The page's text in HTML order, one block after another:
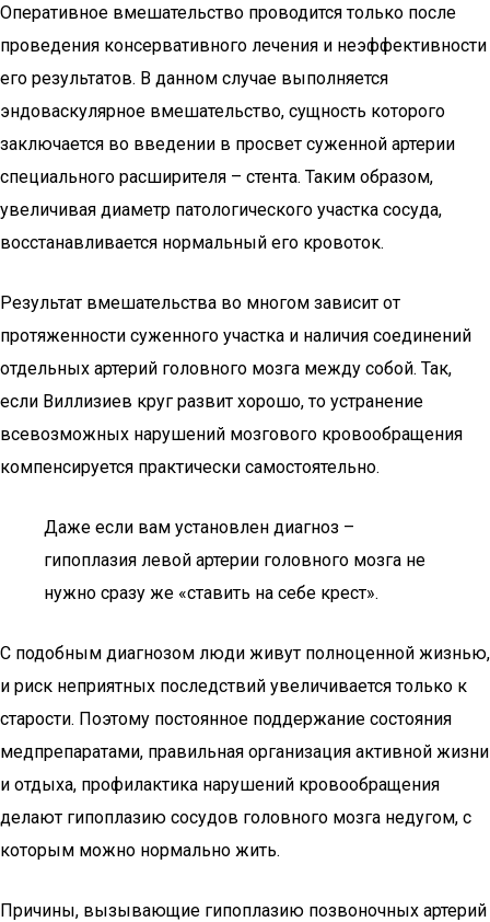
Оперативное вмешательство проводится только после
проведения консервативного лечения и неэффективности
его результатов. В данном случае выполняется
эндоваскулярное вмешательство, сущность которого
заключается во введении в просвет суженной артерии
специального расширителя – стента. Таким образом,
увеличивая диаметр патологического участка сосуда,
восстанавливается нормальный его кровоток.
Результат вмешательства во многом зависит от
протяженности суженного участка и наличия соединений
отдельных артерий головного мозга между собой. Так,
если Виллизиев круг развит хорошо, то устранение
всевозможных нарушений мозгового кровообращения
компенсируется практически самостоятельно.
Даже если вам установлен диагноз –
гипоплазия левой артерии головного мозга не
нужно сразу же «ставить на себе крест».
С подобным диагнозом люди живут полноценной жизнью,
и риск неприятных последствий увеличивается только к
старости. Поэтому постоянное поддержание состояния
медпрепаратами, правильная организация активной жизни
и отдыха, профилактика нарушений кровообращения
делают гипоплазию сосудов головного мозга недугом, с
которым можно нормально жить.
Причины, вызывающие гипоплазию позвоночных артерий